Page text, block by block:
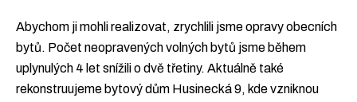
Abychom ji mohli realizovat, zrychlili jsme opravy obecních
bytů. Počet neopravených volných bytů jsme během
uplynulých 4 let snížili o dvě třetiny. Aktuálně také
rekonstruujeme bytový dům Husinecká 9, kde vzniknou